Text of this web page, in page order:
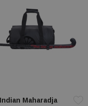
Maharadja